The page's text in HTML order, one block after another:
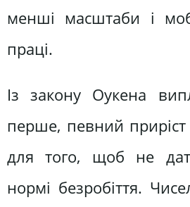
менші масштаби і
праці.
Із закону Оукена
перше, певний
для того, щоб не
нормі безробіття.